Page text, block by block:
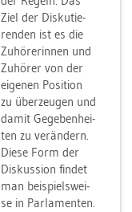
Ziel der Dis­ku­tie­
ren­den ist es die
Zu­hö­re­rin­nen und
Zu­hö­rer von der
ei­ge­nen Po­si­ti­on
zu über­zeu­gen und
damit Ge­ge­ben­hei­
ten zu ver­än­dern.
Diese Form der
Dis­kus­si­on fin­det
man bei­spiels­wei­
se in Par­la­men­ten.